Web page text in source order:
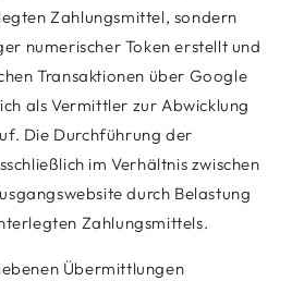
Zahlungsmittel, sondern
numerischer Token erstellt und
Transaktionen über Google
als Vermittler zur Abwicklung
Die Durchführung der
im Verhältnis zwischen
durch Belastung
Zahlungsmittels.
Übermittlungen